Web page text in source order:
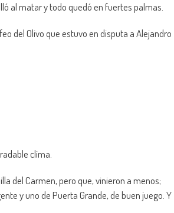
al matar y todo quedó en fuertes palmas.
del Olivo que estuvo en disputa a Alejandro
clima.
del Carmen, pero que, vinieron a menos;
y uno de Puerta Grande, de buen juego. Y